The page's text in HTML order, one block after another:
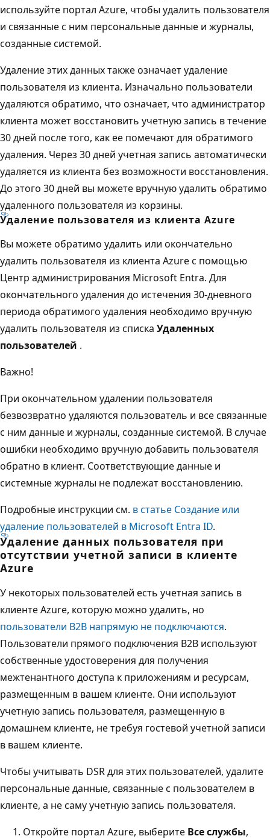
используйте портал Azure, чтобы удалить пользователя
и связанные с ним персональные данные и журналы,
созданные системой.
Удаление этих данных также означает удаление
пользователя из клиента. Изначально пользователи
удаляются обратимо, что означает, что администратор
клиента может восстановить учетную запись в течение
30 дней после того, как ее помечают для обратимого
удаления. Через 30 дней учетная запись автоматически
удаляется из клиента без возможности восстановления.
До этого 30 дней вы можете вручную удалить обратимо
удаленного пользователя из корзины.
Удаление пользователя из клиента Azure
Вы можете обратимо удалить или окончательно
удалить пользователя из клиента Azure с помощью
Центр администрирования Microsoft Entra. Для
окончательного удаления до истечения 30-дневного
периода обратимого удаления необходимо вручную
удалить пользователя из списка Удаленных
пользователей .
Важно!
При окончательном удалении пользователя
безвозвратно удаляются пользователь и все связанные
с ним данные и журналы, созданные системой. В случае
ошибки необходимо вручную добавить пользователя
обратно в клиент. Соответствующие данные и
системные журналы не подлежат восстановлению.
Подробные инструкции см. в статье Создание или
удаление пользователей в Microsoft Entra ID.
Удаление данных пользователя при
отсутствии учетной записи в клиенте
Azure
У некоторых пользователей есть учетная запись в
клиенте Azure, которую можно удалить, но
пользователи B2B напрямую не подключаются.
Пользователи прямого подключения B2B используют
собственные удостоверения для получения
межтенантного доступа к приложениям и ресурсам,
размещенным в вашем клиенте. Они используют
учетную запись пользователя, размещенную в
домашнем клиенте, не требуя гостевой учетной записи
в вашем клиенте.
Чтобы учитывать DSR для этих пользователей, удалите
персональные данные, связанные с пользователем в
клиенте, а не саму учетную запись пользователя.
Откройте портал Azure, выберите Все службы,